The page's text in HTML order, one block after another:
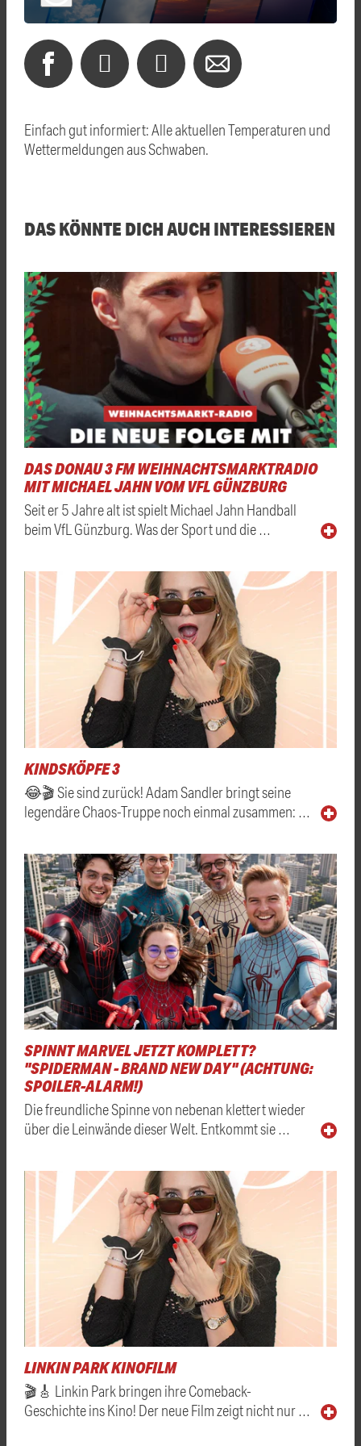
Einfach gut informiert: Alle aktuellen Temperaturen und
Wettermeldungen aus Schwaben.
DAS KÖNNTE DICH AUCH INTERESSIEREN
DAS DONAU 3 FM WEIHNACHTSMARKTRADIO
MIT MICHAEL JAHN VOM VFL GÜNZBURG
Seit er 5 Jahre alt ist spielt Michael Jahn Handball
beim VfL Günzburg. Was der Sport und die …
KINDSKÖPFE 3
😂🎬 Sie sind zurück! Adam Sandler bringt seine
legendäre Chaos-Truppe noch einmal zusammen: …
SPINNT MARVEL JETZT KOMPLETT?
"SPIDERMAN - BRAND NEW DAY" (ACHTUNG:
SPOILER-ALARM!)
Die freundliche Spinne von nebenan klettert wieder
über die Leinwände dieser Welt. Entkommt sie …
LINKIN PARK KINOFILM
🎬🎸 Linkin Park bringen ihre Comeback-
Geschichte ins Kino! Der neue Film zeigt nicht nur …